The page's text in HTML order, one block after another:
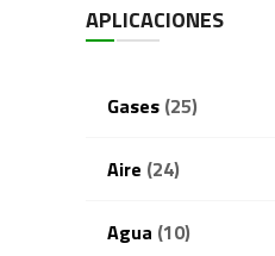
APLICACIONES
Gases (25)
Aire (24)
Agua (10)